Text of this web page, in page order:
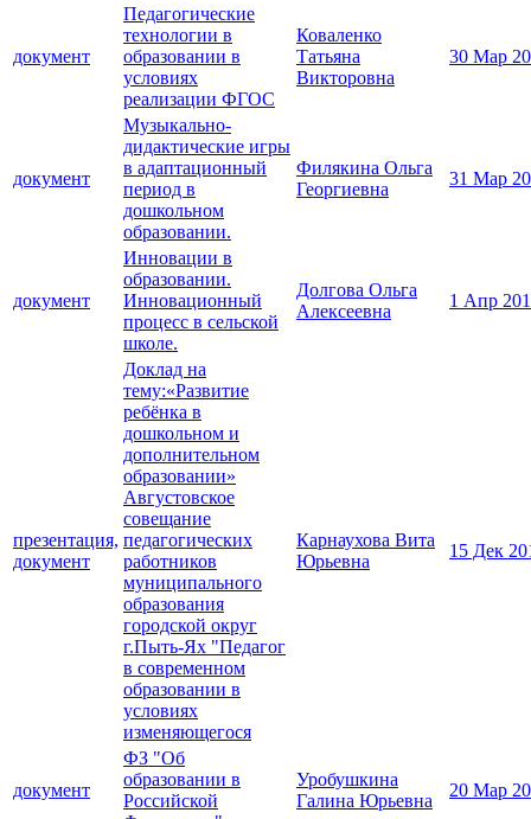
документ
Педагогические
технологии в
образовании в
условиях
реализации ФГОС
Коваленко
Татьяна
Викторовна
30 Мар
документ
Музыкально-
дидактические игры
в адаптационный
период в
дошкольном
образовании.
Филякина Ольга
Георгиевна
31 Мар
документ
Инновации в
образовании.
Инновационный
процесс в сельской
школе.
Долгова Ольга
Алексеевна
1 Апр
презентация,
документ
Доклад на
тему:«Развитие
ребёнка в
дошкольном и
дополнительном
образовании»
Августовское
совещание
педагогических
работников
муниципального
образования
городской округ
г.Пыть-Ях "Педагог
в современном
образовании в
условиях
изменяющегося
Карнаухова Вита
Юрьевна
15 Дек
документ
ФЗ "Об
образовании в
Российской
Уробушкина
Галина Юрьевна
20 Мар